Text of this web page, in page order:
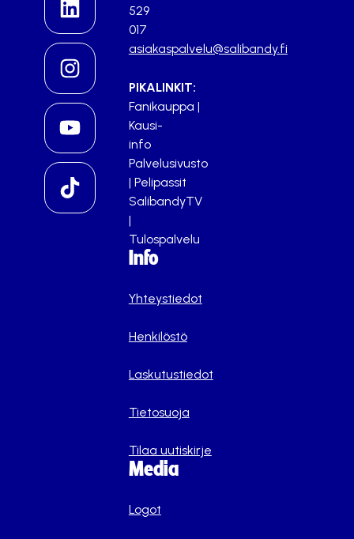
529
017
asiakaspalvelu@salibandy.fi
PIKALINKIT:
Fanikauppa |
Kausi-
info
Palvelusivusto
| Pelipassit
SalibandyTV
|
Tulospalvelu
Info
Yhteystiedot
Henkilöstö
Laskutustiedot
Tietosuoja
Tilaa uutiskirje
Media
Logot